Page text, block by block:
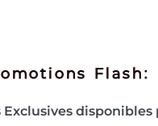
Flash:
Exclusives